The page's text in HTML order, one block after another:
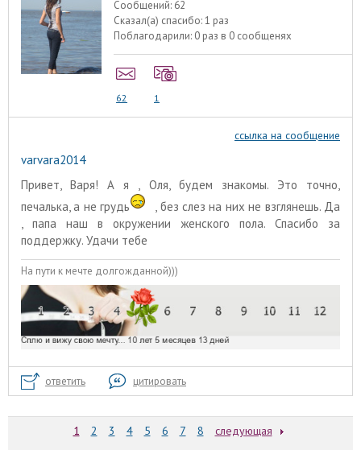
Сообщений: 62
Сказал(а) спасибо:1 раз
Поблагодарили: 0 раз в 0 сообщенях
62 1
ссылка на сообщение
varvara2014
Привет, Варя! А я , Оля, будем знакомы. Это точно,
печалька, а не грудь
, без слез на них не взглянешь. Да
, папа наш в окружении женского пола. Спасибо за
поддержку. Удачи тебе
На пути к мечте долгожданной)))
ответить цитировать
1 2 3 4 5 6 7 8
следующая